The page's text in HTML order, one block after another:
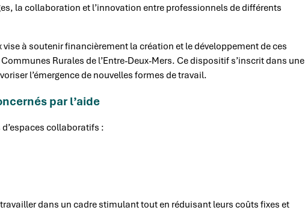
la collaboration et l’innovation entre professionnels de différents
vise à soutenir financièrement la création et le développement de ces
Rurales de l’Entre-Deux-Mers. Ce dispositif s’inscrit dans une
l’émergence de nouvelles formes de travail.
par l’aide
collaboratifs :
dans un cadre stimulant tout en réduisant leurs coûts fixes et